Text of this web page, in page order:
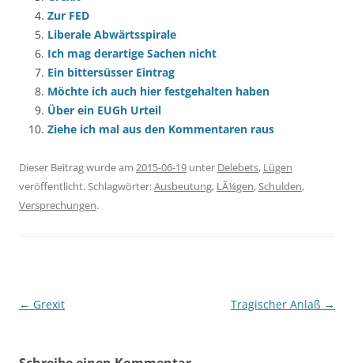
Zur FED
Liberale Abwärtsspirale
Ich mag derartige Sachen nicht
Ein bittersüsser Eintrag
Möchte ich auch hier festgehalten haben
Über ein EUGh Urteil
Ziehe ich mal aus den Kommentaren raus
Dieser Beitrag wurde am 2015-06-19 unter Delebets, Lügen
veröffentlicht. Schlagwörter:Ausbeutung, LÃ¼gen,Schulden,
Versprechungen.
Beitragsnavigation
← Grexit Tragischer Anlaß →